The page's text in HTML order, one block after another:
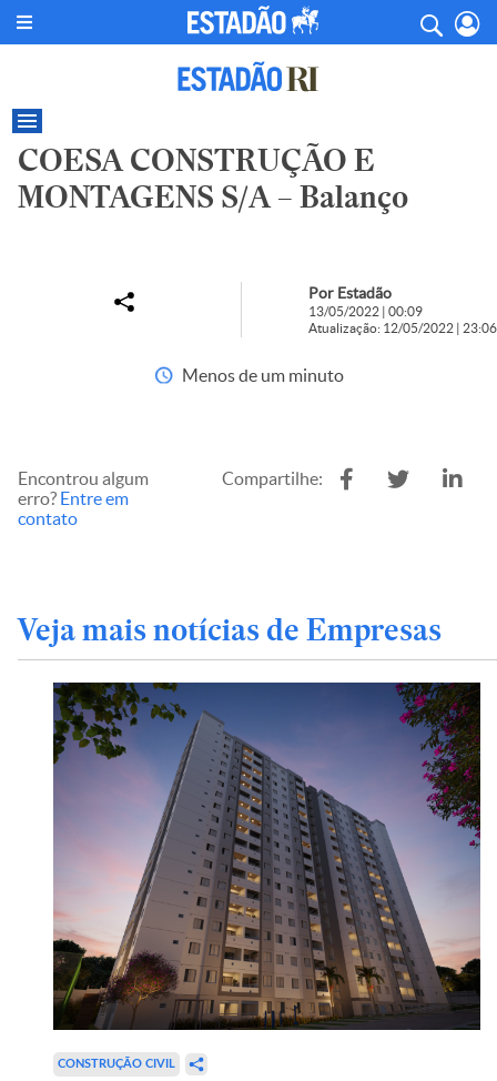
COESA CONSTRUÇÃO E
MONTAGENS S/A – Balanço
Por Estadão
13/05/2022 | 00:09
Atualização: 12/05/2022 | 23:06
Menos de um minuto
Encontrou algum
erro? Entre em
contato
Compartilhe:
Veja mais notícias de Empresas
CONSTRUÇÃO CIVIL